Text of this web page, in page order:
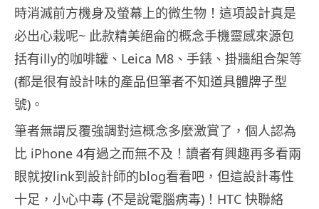
時消滅前方機身及螢幕上的微生物！這項設計真是
必出心栽呢~ 此款精美絕侖的概念手機靈感來源包
括有illy的咖啡罐、Leica M8、手錶、掛牆組合架等
(都是很有設計味的產品但筆者不知道具體牌子型
號)。
筆者無謂反覆強調對這概念多麼激賞了，個人認為
比 iPhone 4有過之而無不及！讀者有興趣再多看兩
眼就按link到設計師的blog看看吧，但這設計毒性
十足，小心中毒 (不是說電腦病毒)！HTC 快聯絡